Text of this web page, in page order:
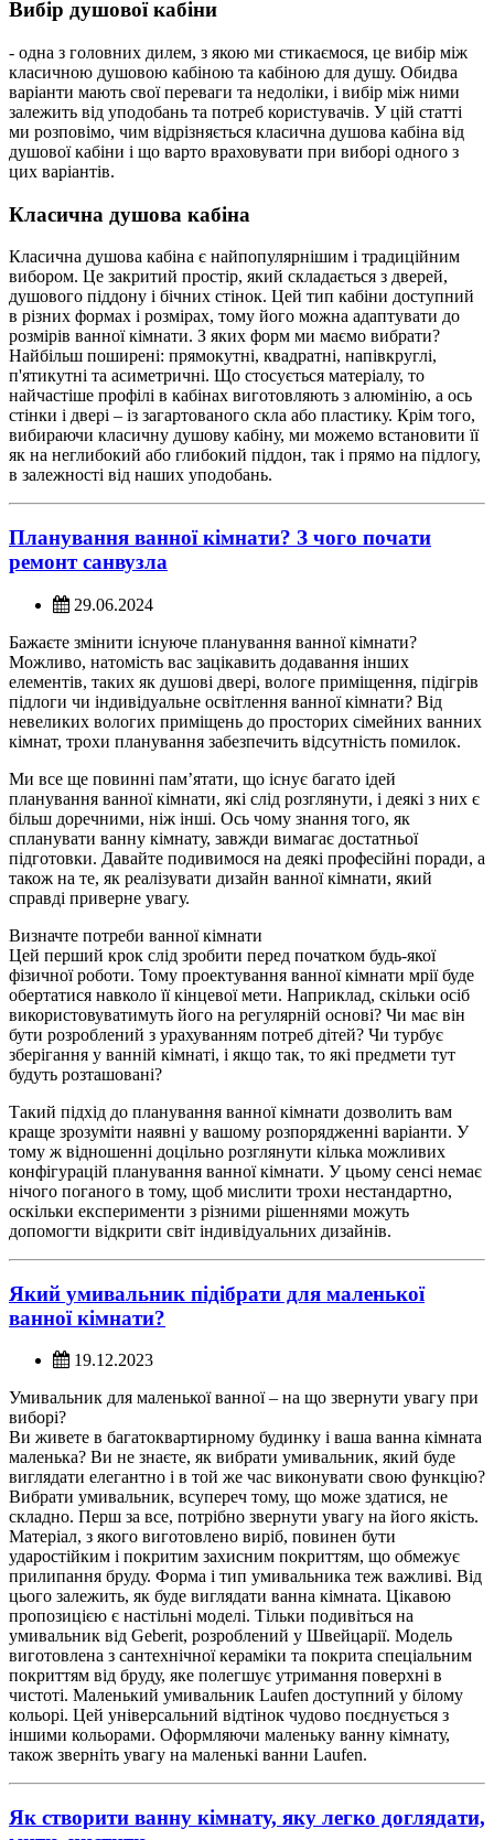
Вибір душової кабіни
- одна з головних дилем, з якою ми стикаємося, це вибір між
класичною душовою кабіною та кабіною для душу. Обидва
варіанти мають свої переваги та недоліки, і вибір між ними
залежить від уподобань та потреб користувачів. У цій статті
ми розповімо, чим відрізняється класична душова кабіна від
душової кабіни і що варто враховувати при виборі одного з
цих варіантів.
Класична душова кабіна
Класична душова кабіна є найпопулярнішим і традиційним
вибором. Це закритий простір, який складається з дверей,
душового піддону і бічних стінок. Цей тип кабіни доступний
в різних формах і розмірах, тому його можна адаптувати до
розмірів ванної кімнати. З яких форм ми маємо вибрати?
Найбільш поширені: прямокутні, квадратні, напівкруглі,
п'ятикутні та асиметричні. Що стосується матеріалу, то
найчастіше профілі в кабінах виготовляють з алюмінію, а ось
стінки і двері – із загартованого скла або пластику. Крім того,
вибираючи класичну душову кабіну, ми можемо встановити її
як на неглибокий або глибокий піддон, так і прямо на підлогу,
в залежності від наших уподобань.
Планування ванної кімнати? З чого почати
ремонт санвузла
29.06.2024
Бажаєте змінити існуюче планування ванної кімнати?
Можливо, натомість вас зацікавить додавання інших
елементів, таких як душові двері, вологе приміщення, підігрів
підлоги чи індивідуальне освітлення ванної кімнати? Від
невеликих вологих приміщень до просторих сімейних ванних
кімнат, трохи планування забезпечить відсутність помилок.
Ми все ще повинні пам’ятати, що існує багато ідей
планування ванної кімнати, які слід розглянути, і деякі з них є
більш доречними, ніж інші. Ось чому знання того, як
спланувати ванну кімнату, завжди вимагає достатньої
підготовки. Давайте подивимося на деякі професійні поради, а
також на те, як реалізувати дизайн ванної кімнати, який
справді приверне увагу.
Визначте потреби ванної кімнати
Цей перший крок слід зробити перед початком будь-якої
фізичної роботи. Тому проектування ванної кімнати мрії буде
обертатися навколо її кінцевої мети. Наприклад, скільки осіб
використовуватимуть його на регулярній основі? Чи має він
бути розроблений з урахуванням потреб дітей? Чи турбує
зберігання у ванній кімнаті, і якщо так, то які предмети тут
будуть розташовані?
Такий підхід до планування ванної кімнати дозволить вам
краще зрозуміти наявні у вашому розпорядженні варіанти. У
тому ж відношенні доцільно розглянути кілька можливих
конфігурацій планування ванної кімнати. У цьому сенсі немає
нічого поганого в тому, щоб мислити трохи нестандартно,
оскільки експерименти з різними рішеннями можуть
допомогти відкрити світ індивідуальних дизайнів.
Який умивальник підібрати для маленької
ванної кімнати?
19.12.2023
Умивальник для маленької ванної – на що звернути увагу при
виборі?
Ви живете в багатоквартирному будинку і ваша ванна кімната
маленька? Ви не знаєте, як вибрати умивальник, який буде
виглядати елегантно і в той же час виконувати свою функцію?
Вибрати умивальник, всупереч тому, що може здатися, не
складно. Перш за все, потрібно звернути увагу на його якість.
Матеріал, з якого виготовлено виріб, повинен бути
ударостійким і покритим захисним покриттям, що обмежує
прилипання бруду. Форма і тип умивальника теж важливі. Від
цього залежить, як буде виглядати ванна кімната. Цікавою
пропозицією є настільні моделі. Тільки подивіться на
умивальник від Geberit, розроблений у Швейцарії. Модель
виготовлена з сантехнічної кераміки та покрита спеціальним
покриттям від бруду, яке полегшує утримання поверхні в
чистоті. Маленький умивальник Laufen доступний у білому
кольорі. Цей універсальний відтінок чудово поєднується з
іншими кольорами. Оформляючи маленьку ванну кімнату,
також зверніть увагу на маленькі ванни Laufen.
Як створити ванну кімнату, яку легко доглядати,